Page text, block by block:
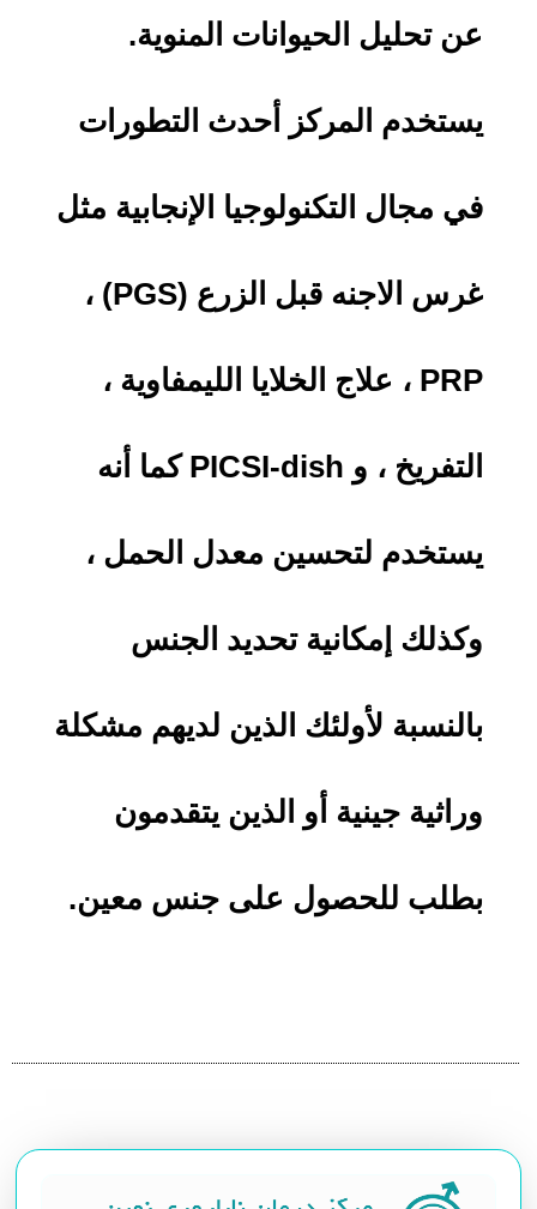
عن تحليل الحيوانات المنوية.
يستخدم المركز أحدث التطورات
في مجال التكنولوجيا الإنجابية مثل
غرس الاجنه قبل الزرع (PGS) ،
PRP ، علاج الخلايا الليمفاوية ،
التفريخ ، و PICSI-dish كما أنه
يستخدم لتحسين معدل الحمل ،
وكذلك إمكانية تحديد الجنس
بالنسبة لأولئك الذين لديهم مشكلة
وراثية جينية أو الذين يتقدمون
بطلب للحصول على جنس معين.